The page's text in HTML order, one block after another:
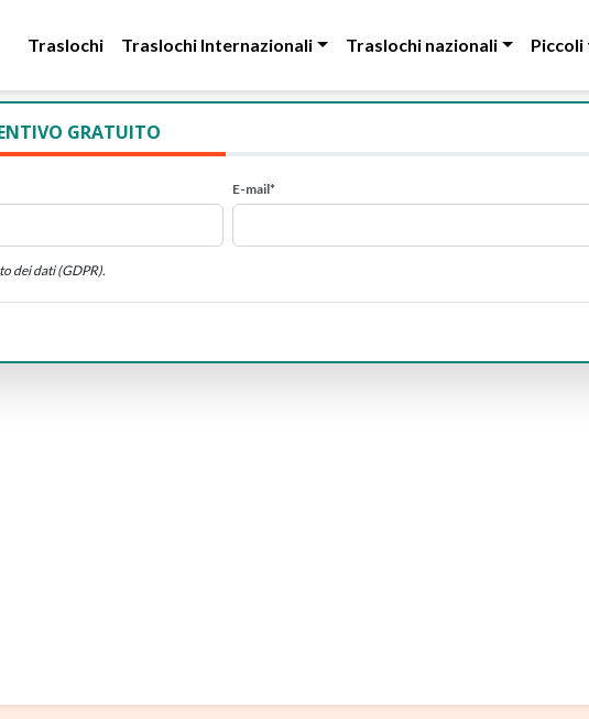
Traslochi Traslochi Internazionali Traslochi nazionali
GRATUITO
E-mail*
dei dati (GDPR).